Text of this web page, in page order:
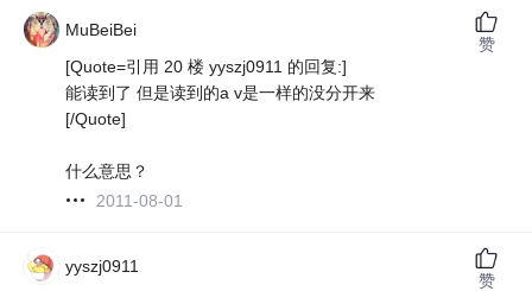
MuBeiBei
[Quote=引用 20 楼 yyszj0911 的回复:]
能读到了 但是读到的a v是一样的没分开来
[/Quote]
什么意思？
2011-08-01
赞
yyszj0911
赞